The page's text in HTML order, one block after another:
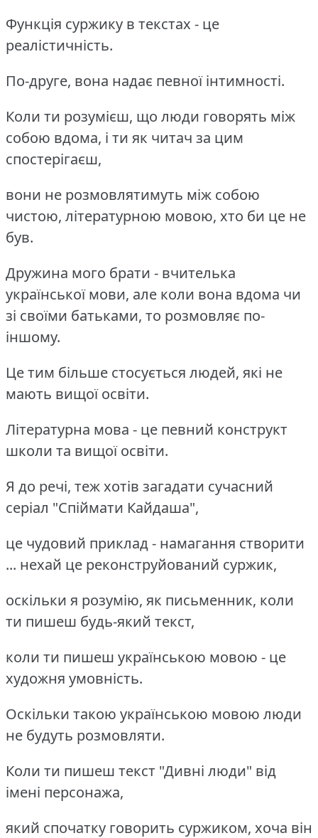
Функція суржику в текстах - це
реалістичність.
По-друге, вона надає певної інтимності.
Коли ти розумієш, що люди говорять між
собою вдома, і ти як читач за цим
спостерігаєш,
вони не розмовлятимуть між собою
чистою, літературною мовою, хто би це не
був.
Дружина мого брати - вчителька
української мови, але коли вона вдома чи
зі своїми батьками, то розмовляє по-
іншому.
Це тим більше стосується людей, які не
мають вищої освіти.
Літературна мова - це певний конструкт
школи та вищої освіти.
Я до речі, теж хотів загадати сучасний
серіал "Спіймати Кайдаша",
це чудовий приклад - намагання створити
... нехай це реконструйований суржик,
оскільки я розумію, як письменник, коли
ти пишеш будь-який текст,
коли ти пишеш українською мовою - це
художня умовність.
Оскільки такою українською мовою люди
не будуть розмовляти.
Коли ти пишеш текст "Дивні люди" від
імені персонажа,
який спочатку говорить суржиком, хоча він